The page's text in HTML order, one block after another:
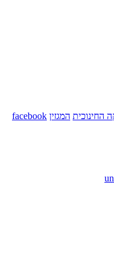
החינוכית המגזין facebook